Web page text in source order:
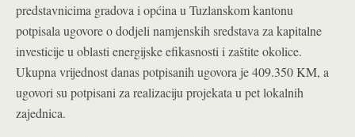
predstavnicima gradova i općina u Tuzlanskom kantonu
potpisala ugovore o dodjeli namjenskih sredstava za kapitalne
investicije u oblasti energijske efikasnosti i zaštite okolice.
Ukupna vrijednost danas potpisanih ugovora je 409.350 KM, a
ugovori su potpisani za realizaciju projekata u pet lokalnih
zajednica.